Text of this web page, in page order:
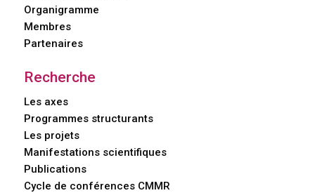
Organigramme
Membres
Partenaires
Recherche
Les axes
Programmes structurants
Les projets
Manifestations scientifiques
Publications
Cycle de conférences CMMR